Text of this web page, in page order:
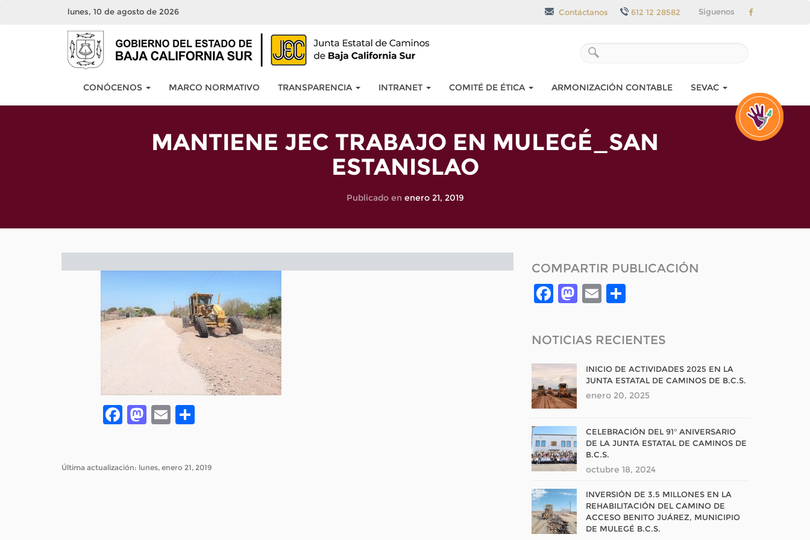
lunes, 10 de agosto de 2026 Siguenos
Contáctanos 612 12 28582
CONÓCENOS MARCO NORMATIVO TRANSPARENCIA INTRANET COMITÉ DE ÉTICA ARMONIZACIÓN CONTABLE SEVAC
MANTIENE JEC TRABAJO EN MULEGÉ_SAN
ESTANISLAO
Publicado en enero 21, 2019
Facebook
Mastodon
EmailCompartir
Última actualización: lunes, enero 21, 2019
COMPARTIR PUBLICACIÓN
Facebook
Mastodon
Email
NOTICIAS RECIENTES
INICIO DE ACTIVIDADES 2025 EN LA
JUNTA ESTATAL DE CAMINOS DE B.C.S.
enero 20, 2025
CELEBRACIÓN DEL 91° ANIVERSARIO
DE LA JUNTA ESTATAL DE CAMINOS DE
B.C.S.
octubre 18, 2024
INVERSIÓN DE 3.5 MILLONES EN LA
REHABILITACIÓN DEL CAMINO DE
ACCESO BENITO JUÁREZ, MUNICIPIO
DE MULEGÉ B.C.S.